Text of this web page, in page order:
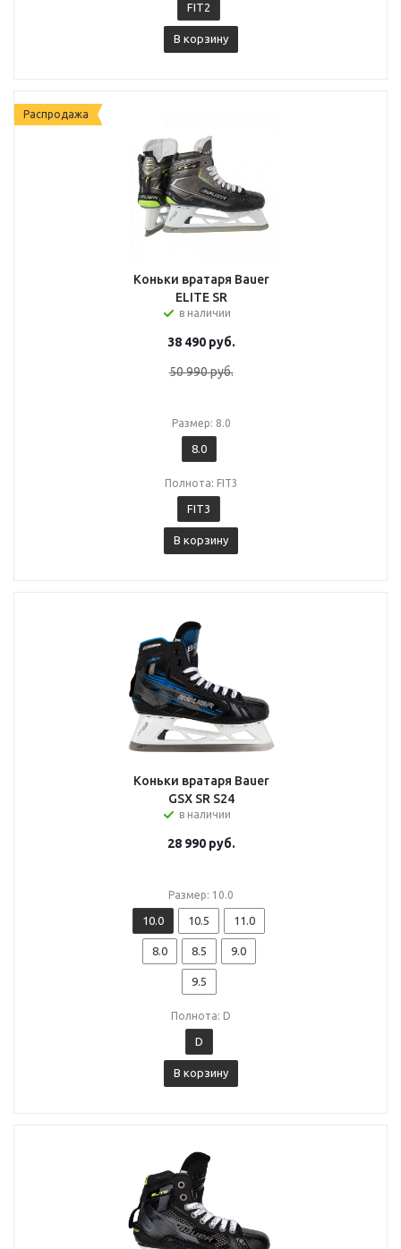
FIT2
В корзину
Распродажа
Коньки вратаря Bauer
ELITE SR
в наличии
38 490руб.
50 990руб.
Размер: 8.0
8.0
Полнота: FIT3
FIT3
В корзину
Коньки вратаря Bauer
GSX SR S24
в наличии
28 990руб.
Размер: 10.0
10.0 10.5 11.0
8.0 8.5 9.0
9.5
Полнота: D
D
В корзину